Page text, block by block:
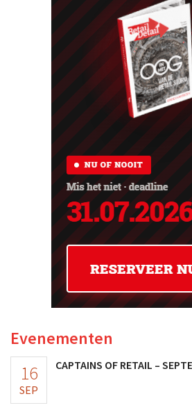
Evenementen
16
SEP
CAPTAINS OF RETAIL –